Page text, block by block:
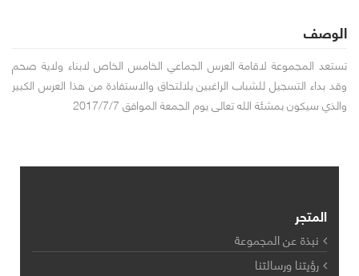
الوصف
تستعد المجموعة لاقامة العرس الجماعي الخامس الخاص لابناء ولاية صحم
وقد بداء التسجيل للشباب الراغبين بلالتحاق والاستفادة من هذا العرس الكبير
والذي سيكون بمشئة الله تعالى يوم الجمعة الموافق 2017/7/7
المتجر
نبذة عن المجموعة
رؤيتنا ورسالتنا